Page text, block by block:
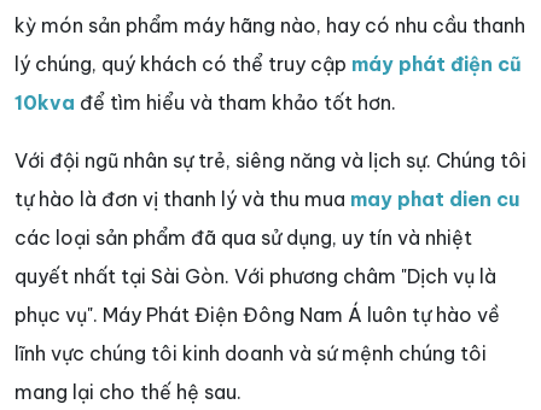
kỳ món sản phẩm máy hãng nào, hay có nhu cầu thanh
lý chúng, quý khách có thể truy cập máy phát điện cũ
10kva để tìm hiểu và tham khảo tốt hơn.
Với đội ngũ nhân sự trẻ, siêng năng và lịch sự. Chúng tôi
tự hào là đơn vị thanh lý và thu mua may phat dien cu
các loại sản phẩm đã qua sử dụng, uy tín và nhiệt
quyết nhất tại Sài Gòn. Với phương châm "Dịch vụ là
phục vụ". Máy Phát Điện Đông Nam Á luôn tự hào về
lĩnh vực chúng tôi kinh doanh và sứ mệnh chúng tôi
mang lại cho thế hệ sau.